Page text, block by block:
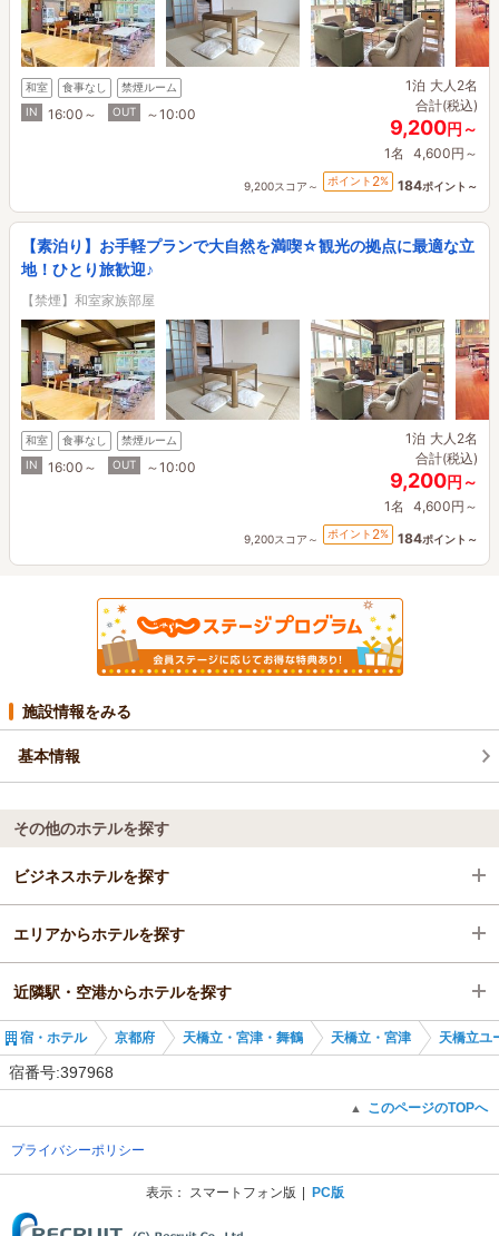
和室 食事なし
禁煙ルーム
IN
16:00～ OUT ～10:00
1泊 大人2名
合計(税込)
9,200円～
1名 4,600円～
9,200スコア～ ポイント 2% 184ポイント～
【素泊り】お手軽プランで大自然を満喫☆観光の拠点に最適な立
地！ひとり旅歓迎♪
【禁煙】和室家族部屋
和室 食事なし
禁煙ルーム
IN
16:00～ OUT ～10:00
1泊 大人2名
合計(税込)
9,200円～
1名 4,600円～
9,200スコア～ ポイント 2% 184ポイント～
施設情報をみる
基本情報
その他のホテルを探す
ビジネスホテルを探す
京都府
天橋立・宮津・舞鶴
天橋立・宮津
エリアからホテルを探す
京都府
天橋立・宮津・舞鶴
近隣駅・空港からホテルを探す
天橋立駅
与謝野駅
宿・ホテル 京都府 天橋立・宮津・舞鶴 天橋立・宮津 天橋立ユ
宿番号:397968
▲ このページのTOPへ
プライバシーポリシー
表示： スマートフォン版 PC版